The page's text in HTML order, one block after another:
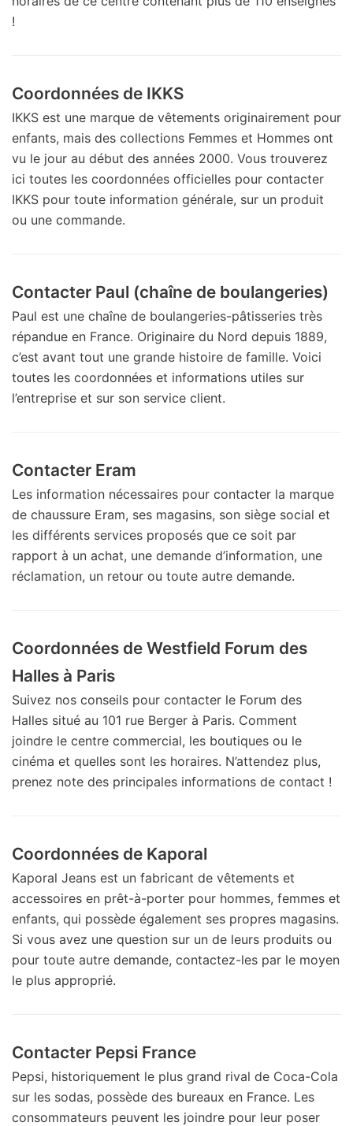
!
Coordonnées de IKKS
IKKS est une marque de vêtements originairement pour
enfants, mais des collections Femmes et Hommes ont
vu le jour au début des années 2000. Vous trouverez
ici toutes les coordonnées officielles pour contacter
IKKS pour toute information générale, sur un produit
ou une commande.
Contacter Paul (chaîne de boulangeries)
Paul est une chaîne de boulangeries-pâtisseries très
répandue en France. Originaire du Nord depuis 1889,
c’est avant tout une grande histoire de famille. Voici
toutes les coordonnées et informations utiles sur
l’entreprise et sur son service client.
Contacter Eram
Les information nécessaires pour contacter la marque
de chaussure Eram, ses magasins, son siège social et
les différents services proposés que ce soit par
rapport à un achat, une demande d’information, une
réclamation, un retour ou toute autre demande.
Coordonnées de Westfield Forum des
Halles à Paris
Suivez nos conseils pour contacter le Forum des
Halles situé au 101 rue Berger à Paris. Comment
joindre le centre commercial, les boutiques ou le
cinéma et quelles sont les horaires. N’attendez plus,
prenez note des principales informations de contact !
Coordonnées de Kaporal
Kaporal Jeans est un fabricant de vêtements et
accessoires en prêt-à-porter pour hommes, femmes et
enfants, qui possède également ses propres magasins.
Si vous avez une question sur un de leurs produits ou
pour toute autre demande, contactez-les par le moyen
le plus approprié.
Contacter Pepsi France
Pepsi, historiquement le plus grand rival de Coca-Cola
sur les sodas, possède des bureaux en France. Les
consommateurs peuvent les joindre pour leur poser